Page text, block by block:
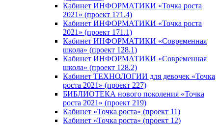
Кабинет ИНФОРМАТИКИ «Точка роста
2021» (проект 171.4)
Кабинет ИНФОРМАТИКИ «Точка роста
2021» (проект 171.1)
Кабинет ИНФОРМАТИКИ «Современная
школа» (проект 128.1)
Кабинет ИНФОРМАТИКИ «Современная
школа» (проект 128.2)
Кабинет ТЕХНОЛОГИИ для девочек «Точка
роста 2021» (проект 227)
БИБЛИОТЕКА нового поколения «Точка
роста 2021» (проект 219)
Кабинет «Точка роста» (проект 11)
Кабинет «Точка роста» (проект 12)